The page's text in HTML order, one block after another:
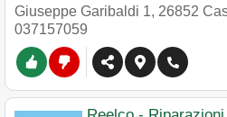
Giuseppe Garibaldi 1, 26852
037157059